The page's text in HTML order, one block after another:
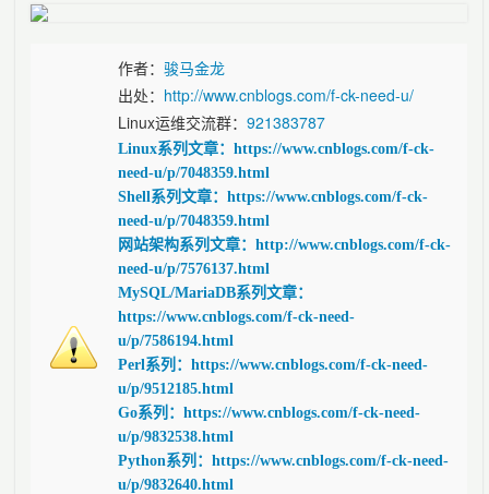
作者： 骏马金龙
出处： http://www.cnblogs.com/f-ck-need-u/
Linux运维交流群： 921383787
Linux系列文章：https://www.cnblogs.com/f-ck-
need-u/p/7048359.html
Shell系列文章：https://www.cnblogs.com/f-ck-
need-u/p/7048359.html
网站架构系列文章：http://www.cnblogs.com/f-ck-
need-u/p/7576137.html
MySQL/MariaDB系列文章：
https://www.cnblogs.com/f-ck-need-
u/p/7586194.html
Perl系列：https://www.cnblogs.com/f-ck-need-
u/p/9512185.html
Go系列：https://www.cnblogs.com/f-ck-need-
u/p/9832538.html
Python系列：https://www.cnblogs.com/f-ck-need-
u/p/9832640.html